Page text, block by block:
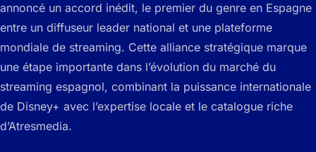
annoncé un accord inédit, le premier du genre en Espagne
entre un diffuseur leader national et une plateforme
mondiale de streaming. Cette alliance stratégique marque
une étape importante dans l’évolution du marché du
streaming espagnol, combinant la puissance internationale
de Disney+ avec l’expertise locale et le catalogue riche
d’Atresmedia.